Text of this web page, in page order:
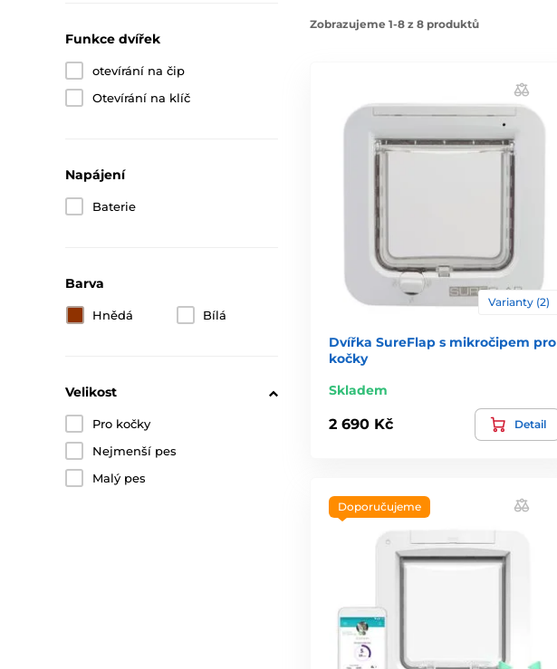
Funkce dvířek
otevírání na čip
Otevírání na klíč
Napájení
Baterie
Barva
Hnědá Bílá
Velikost
Pro kočky
Nejmenší pes
Malý pes
Zobrazujeme 1-8 z 8 produktů
Varianty (2)
Dvířka SureFlap s mikročipem pro
kočky
Skladem
2 690 Kč Detail
Doporučujeme